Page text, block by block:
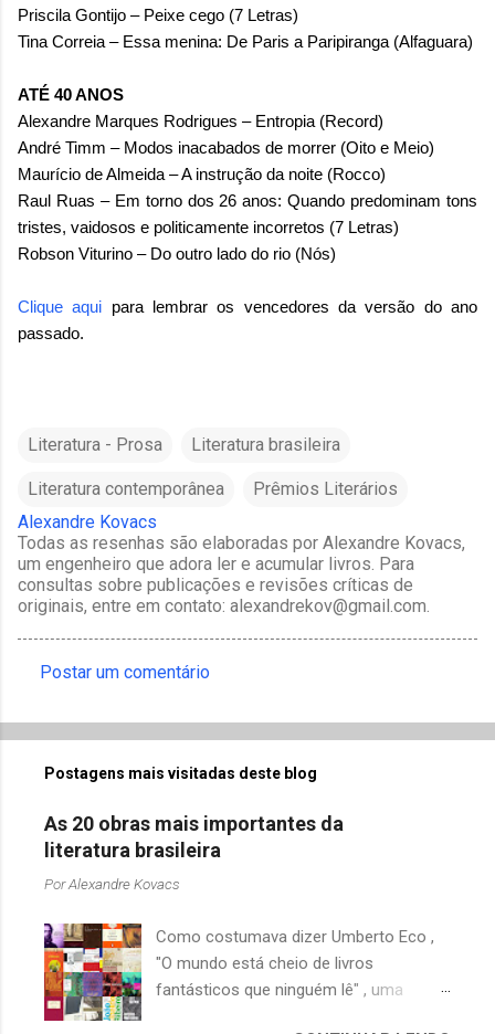
Priscila Gontijo – Peixe cego (7 Letras)
Tina Correia – Essa menina: De Paris a Paripiranga (Alfaguara)
ATÉ 40 ANOS
Alexandre Marques Rodrigues – Entropia (Record)
André Timm – Modos inacabados de morrer (Oito e Meio)
Maurício de Almeida – A instrução da noite (Rocco)
Raul Ruas – Em torno dos 26 anos: Quando predominam tons
tristes, vaidosos e politicamente incorretos (7 Letras)
Robson Viturino – Do outro lado do rio (Nós)
Clique aqui para lembrar os vencedores da versão do ano
passado.
Literatura - Prosa Literatura brasileira
Literatura contemporânea
Prêmios Literários
Alexandre Kovacs
Todas as resenhas são elaboradas por Alexandre Kovacs,
um engenheiro que adora ler e acumular livros. Para
consultas sobre publicações e revisões críticas de
originais, entre em contato: alexandrekov@gmail.com.
o
n
t
á
o
s
Postar um comentário
Postagens mais visitadas deste blog
As 20 obras mais importantes da
literatura brasileira
PorAlexandre Kovacs
Como costumava dizer Umberto Eco ,
"O mundo está cheio de livros
fantásticos que ninguém lê" , uma